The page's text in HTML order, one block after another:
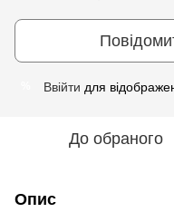
Ввійти для
До обраного
Опис